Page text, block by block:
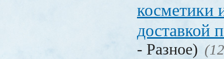
косметики
доставкой
- Разное)